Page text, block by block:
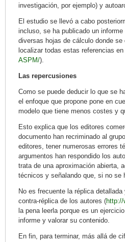
investigación, por ejemplo) y
El estudio se llevó a cabo
incluso, se ha publicado un
diversas hojas de cálculo donde
localizar todas estas referencias en
ASPM/).
Las repercusiones
Como se puede deducir lo que se
el enfoque que propone pone en
modelo que tiene menos costes y
Esto explica que los editores
documento han recriminado al
editores, tener numerosas errores
argumentos han respondido los
trata de una aproximación abierta,
técnicos y señalando que, si no se
No es frecuente la réplica
contra-réplica de los autores (
la pena leerla porque es un
informe y valorar su contenido.
En fin, para terminar, más allá de